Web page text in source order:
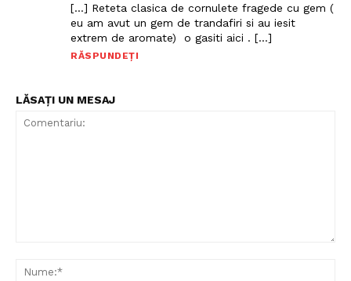
[…] Reteta clasica de cornulete fragede cu gem (
eu am avut un gem de trandafiri si au iesit
extrem de aromate) o gasiti aici . […]
RĂSPUNDEȚI
LĂSAȚI UN MESAJ